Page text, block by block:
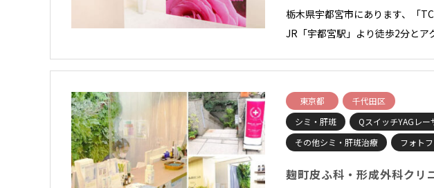
栃木県宇都宮市にあります、「
JR「宇都宮駅」より徒歩2分と
東京都
千代田区
シミ・肝斑
QスイッチYAGレー
その他シミ・肝斑治療
フォト
麹町皮ふ科・形成外科クリ